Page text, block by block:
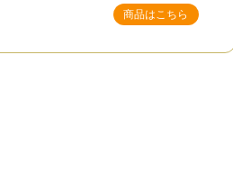
商品はこちら